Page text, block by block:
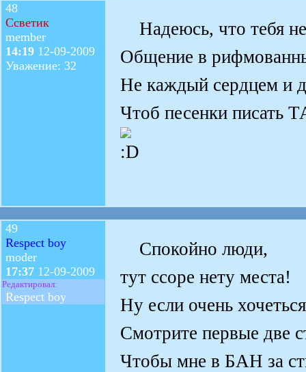
48
Ссветик
member
14:19 12-09-2009
Уважение: 32
Надеюсь, что тебя не
Общение в
Не каждый сердцем и
Чтоб песенки писать
49
Respect boy
moder
17:37 12-09-2009
Редактировал:
Respect boy
Спокойно люди,
тут ссоре нету места!
Ну если очень
Смотрите первые две
Чтобы мне в БАН за